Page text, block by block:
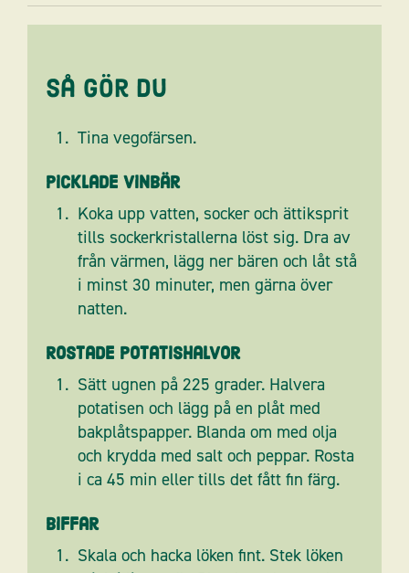
Så gör du
Tina vegofärsen.
Picklade vinbär
Koka upp vatten, socker och ättiksprit
tills sockerkristallerna löst sig. Dra av
från värmen, lägg ner bären och låt stå
i minst 30 minuter, men gärna över
natten.
Rostade potatishalvor
Sätt ugnen på 225 grader. Halvera
potatisen och lägg på en plåt med
bakplåtspapper. Blanda om med olja
och krydda med salt och peppar. Rosta
i ca 45 min eller tills det fått fin färg.
Biffar
Skala och hacka löken fint. Stek löken